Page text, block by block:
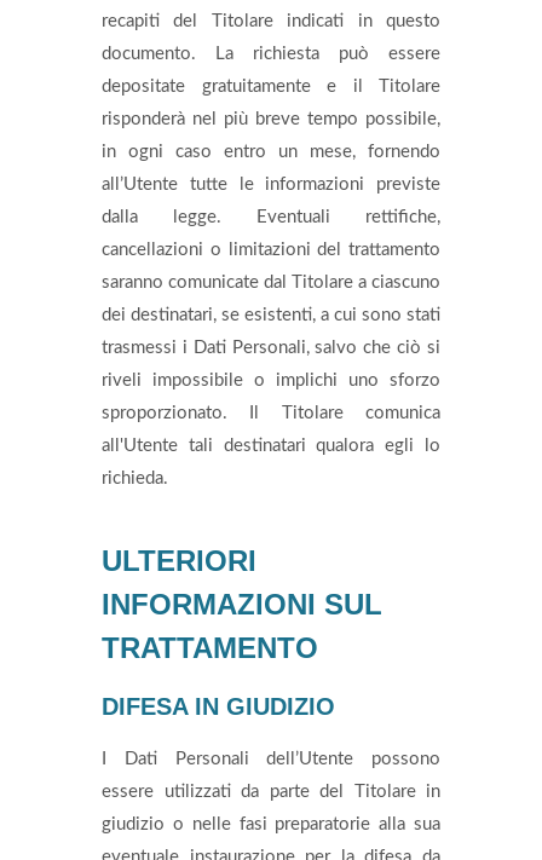
recapiti del Titolare indicati in questo
documento. La richiesta può essere
depositate gratuitamente e il Titolare
risponderà nel più breve tempo possibile,
in ogni caso entro un mese, fornendo
all’Utente tutte le informazioni previste
dalla legge. Eventuali rettifiche,
cancellazioni o limitazioni del trattamento
saranno comunicate dal Titolare a ciascuno
dei destinatari, se esistenti, a cui sono stati
trasmessi i Dati Personali, salvo che ciò si
riveli impossibile o implichi uno sforzo
sproporzionato. Il Titolare comunica
all'Utente tali destinatari qualora egli lo
richieda.
ULTERIORI
INFORMAZIONI SUL
TRATTAMENTO
DIFESA IN GIUDIZIO
I Dati Personali dell’Utente possono
essere utilizzati da parte del Titolare in
giudizio o nelle fasi preparatorie alla sua